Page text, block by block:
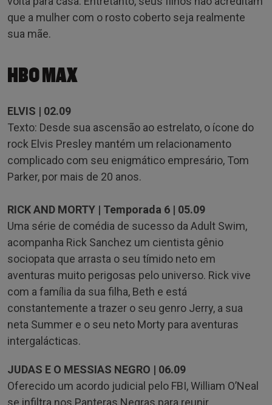
que a mulher com o rosto coberto seja realmente
sua mãe.
HBO MAX
ELVIS | 02.09
Texto: Desde sua ascensão ao estrelato, o ícone do
rock Elvis Presley mantém um relacionamento
complicado com seu enigmático empresário, Tom
Parker, por mais de 20 anos.
RICK AND MORTY | Temporada 6 | 05.09
Uma série de comédia de sucesso da Adult Swim,
acompanha Rick Sanchez um cientista gênio
sociopata que arrasta o seu tímido neto em
aventuras muito perigosas pelo universo. Rick vive
com a família da sua filha, Beth e está
constantemente a trazer o seu genro Jerry, a sua
neta Summer e o seu neto Morty para aventuras
intergalácticas.
JUDAS E O MESSIAS NEGRO | 06.09
Oferecido um acordo judicial pelo FBI, William O’Neal
se infiltra nos Panteras Negras para reunir